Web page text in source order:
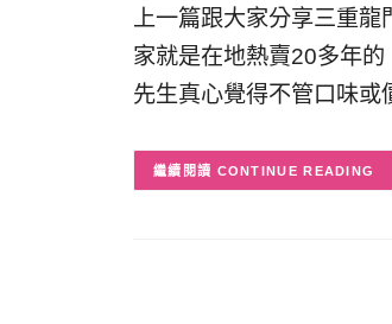
上一篇跟大家分享三重
家就是在地熱賣20多年
先生真心覺得不管口味
CONTINUE READING